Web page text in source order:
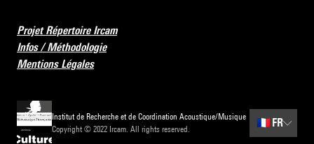
Projet Répertoire Ircam
Infos / Méthodologie
Mentions Légales
Institut de Recherche et de Coordination Acoustique/Musique
Copyright © 2022 Ircam. All rights reserved.
🇫🇷 FR